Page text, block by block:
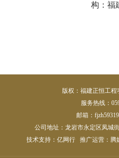
构：福
版权：福建正恒工程
服务热线：
邮箱：
公司地址：龙岩市永定区凤城
技术支持： 亿网行 推广运营： 腾